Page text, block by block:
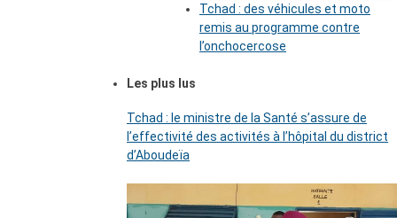
Tchad : des véhicules et moto
remis au programme contre
l’onchocercose
Les plus lus
Tchad : le ministre de la Santé s’assure de
l’effectivité des activités à l’hôpital du district
d’Aboudeïa